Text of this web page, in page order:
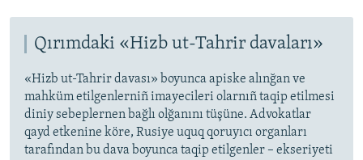
Qırımdaki «Hizb ut-Tahrir davaları»
«Hizb ut-Tahrir davası» boyunca apiske alınğan ve
mahküm etilgenlerniñ imayecileri olarnıñ taqip etilmesi
diniy sebeplernen bağlı olğanını tüşüne. Advokatlar
qayd etkenine köre, Rusiye uquq qoruyıcı organları
tarafından bu dava boyunca taqip etilgenler – ekseriyeti